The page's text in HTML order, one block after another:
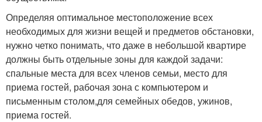
Определяя оптимальное местоположение всех
необходимых для жизни вещей и предметов обстановки,
нужно четко понимать, что даже в небольшой квартире
должны быть отдельные зоны для каждой задачи:
спальные места для всех членов семьи, место для
приема гостей, рабочая зона с компьютером и
письменным столом,для семейных обедов, ужинов,
приема гостей.